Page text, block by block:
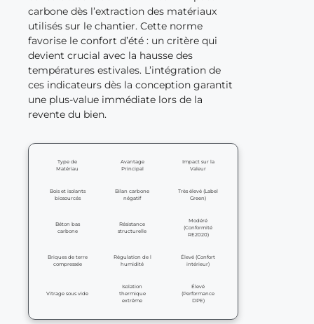
carbone dès l’extraction des matériaux
utilisés sur le chantier. Cette norme
favorise le confort d’été : un critère qui
devient crucial avec la hausse des
températures estivales. L’intégration de
ces indicateurs dès la conception garantit
une plus-value immédiate lors de la
revente du bien.
Type de
Matériau
Avantage
Principal
Impact sur la
Valeur
Bois et isolants
biosourcés
Bilan carbone
négatif
Très élevé (Label
Green)
Béton bas
carbone
Résistance
structurelle
Modéré
(Conformité
RE2020)
Briques de terre
compressée
Régulation de l
humidité
Élevé (Confort
intérieur)
Vitrage sous vide
Isolation
thermique
extrême
Élevé
(Performance
DPE)